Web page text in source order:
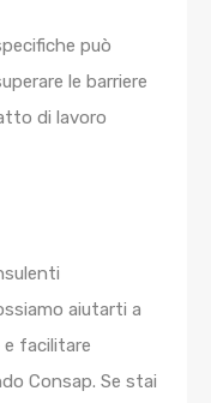
può
le barriere
di lavoro
aiutarti a
e facilitare
Consap. Se stai